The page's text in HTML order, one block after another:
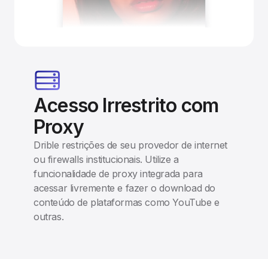
Acesso Irrestrito com
Proxy
Drible restrições de seu provedor de internet
ou firewalls institucionais. Utilize a
funcionalidade de proxy integrada para
acessar livremente e fazer o download do
conteúdo de plataformas como YouTube e
outras.